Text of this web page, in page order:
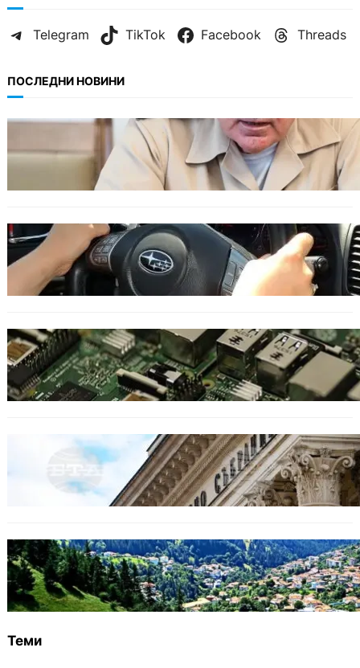
Telegram TikTok Facebook Threads
ПОСЛЕДНИ НОВИНИ
БЪЛГАРИЯ
Ефтимов: Няма преднамерени действия
срещу България, дронът край Кардам е бил
примамка
ОБЩЕСТВО
Възможни ограничения за Waze в Европа
след решение на Съда на ЕС
ИКОНОМИКА
Кои българи се осигуряват на новия таван
от 2300 евро
БЪЛГАРИЯ
Дрон се взриви край Кардам: България
търси отговори за произхода му
БЪЛГАРИЯ
Полицията алармира за нова схема с
фалшиви лечители и „вълшебни“ мехлеми
Теми